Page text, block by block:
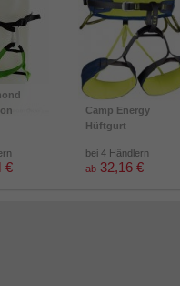
€
Camp Energy
Hüftgurt
bei 4 Händlern
ab 32,16 €